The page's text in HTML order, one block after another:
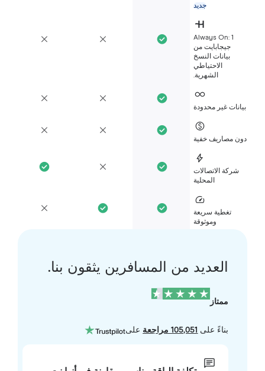
Always On: 1
جيجابايت من
بيانات النسخ
الاحتياطي
غير محدودة
مصاريف خفية
شركة الاتصالات
تغطية سريعة
العديد من المسافرين يثقون بنا.
بناءً على105,051 مراجعة على